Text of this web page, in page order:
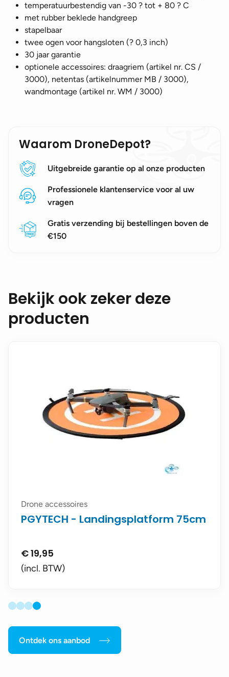
temperatuurbestendig van -30 ? tot + 80 ? C
met rubber beklede handgreep
stapelbaar
twee ogen voor hangsloten (? 0,3 inch)
30 jaar garantie
optionele accessoires: draagriem (artikel nr. CS /
3000), netentas (artikelnummer MB / 3000),
wandmontage (artikel nr. WM / 3000)
Waarom DroneDepot?
Uitgebreide garantie op al onze producten
Professionele klantenservice voor al uw
vragen
Gratis verzending bij bestellingen boven de
€150
Bekijk ook zeker deze
producten
Drone accessoires
PGYTECH - Landingsplatform 75cm
€19,95
(incl. BTW)
Ontdek ons aanbod